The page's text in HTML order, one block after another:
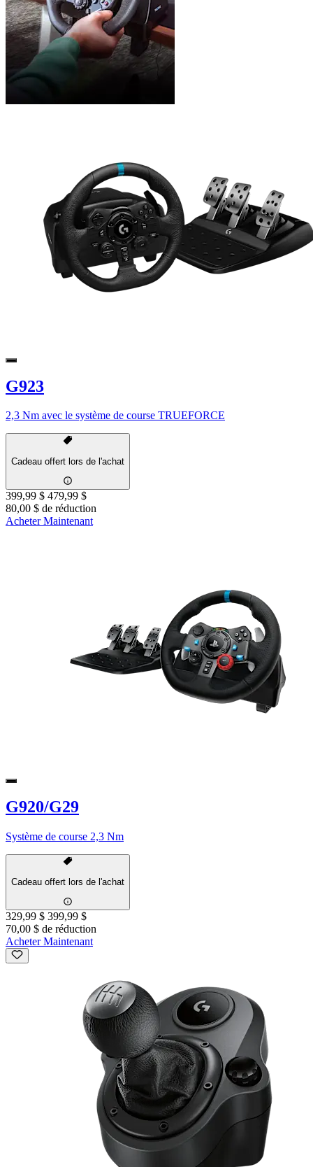
G923
2,3 Nm avec le système de course TRUEFORCE
Cadeau offert lors de l'achat
399,99 $ 479,99 $
80,00 $ de réduction
Acheter Maintenant
G920/G29
Système de course 2,3 Nm
Cadeau offert lors de l'achat
329,99 $ 399,99 $
70,00 $ de réduction
Acheter Maintenant